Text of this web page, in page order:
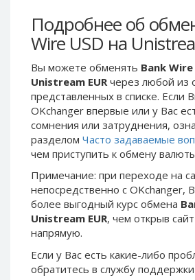
Подробнее об
Wire USD на
Вы можете обменять Bank Wire
Unistream EUR через любой из
представленных в списке. Если
OKchanger впервые или у Вас
сомнения или затруднения,
разделом Часто задаваемые
чем приступить к обмену
Примечание: при переходе на
непосредственно c OKchanger,
более выгодный курс обмена
Unistream EUR, чем открыв
напрямую.
Если у Вас есть какие-либо
обратитесь в службу
Skril EUR
Skril INR
Skril PLN
Skril GBP
Skril AUD
Skril NOK
Skril SEK
Paxum USD
Paxum EUR
Epay USD
Epay EUR
Phone Balance RUB
Phone Balance UAH